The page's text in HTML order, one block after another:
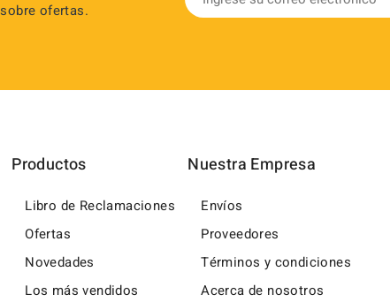
ofertas.
Productos
Libro de Reclamaciones
Ofertas
Novedades
Los más vendidos
Nuestra Empresa
Envíos
Proveedores
Términos y condiciones
Acerca de nosotros